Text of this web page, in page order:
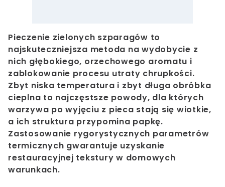
Pieczenie zielonych szparagów to
najskuteczniejsza metoda na wydobycie z
nich głębokiego, orzechowego aromatu i
zablokowanie procesu utraty chrupkości.
Zbyt niska temperatura i zbyt długa obróbka
cieplna to najczęstsze powody, dla których
warzywa po wyjęciu z pieca stają się wiotkie,
a ich struktura przypomina papkę.
Zastosowanie rygorystycznych parametrów
termicznych gwarantuje uzyskanie
restauracyjnej tekstury w domowych
warunkach.